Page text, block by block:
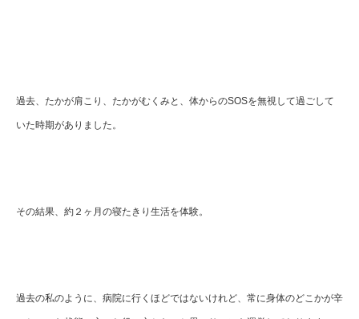
過去、たかが肩こり、たかがむくみと、体からのSOSを無視して過ごして
いた時期がありました。
その結果、約２ヶ月の寝たきり生活を体験。
過去の私のように、病院に行くほどではないけれど、常に身体のどこかが辛